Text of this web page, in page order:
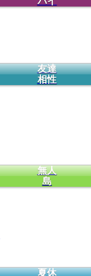
友達
相性
無人
島
夏休